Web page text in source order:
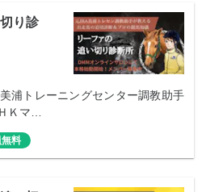
り診
浦トレーニングセンター調教助手
Ｋマ…
料